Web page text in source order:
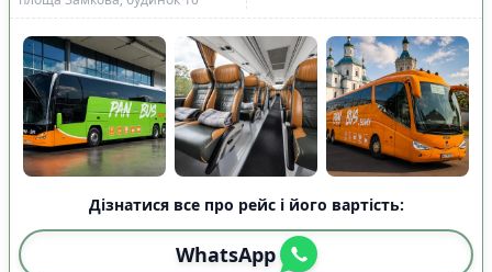
Дізнатися все про рейс і його вартість:
WhatsApp